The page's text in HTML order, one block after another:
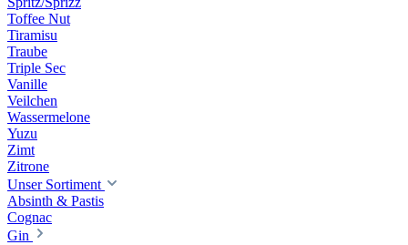
Toffee Nut
Tiramisu
Traube
Triple Sec
Vanille
Veilchen
Wassermelone
Yuzu
Zimt
Zitrone
Unser Sortiment
Absinth & Pastis
Cognac
Gin